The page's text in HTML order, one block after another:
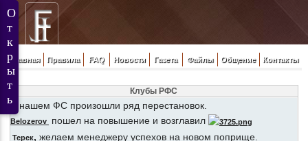
Главная Правила FAQ Новости Газета Файлы Общение Контакты
Клубы РФС
В нашем ФС произошли ряд перестановок.
Belozerov пошел на повышение и возглавил
Терек, желаем менеджеру успехов на новом поприще.